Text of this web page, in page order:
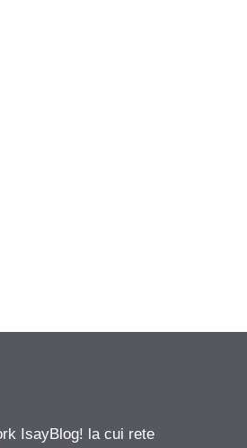
IsayBlog! la cui rete